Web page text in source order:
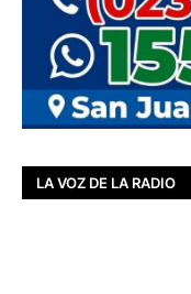
LA VOZ DE LA RADIO